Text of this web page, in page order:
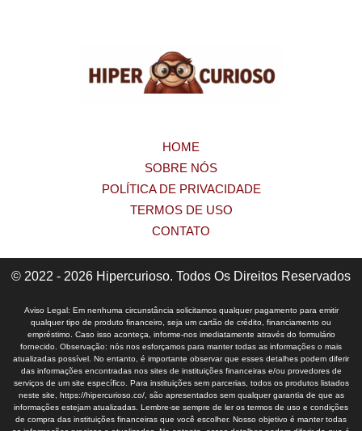
HOME
SOBRE NÓS
POLÍTICA DE PRIVACIDADE
TERMOS DE USO
CONTATO
© 2022 - 2026 Hipercurioso. Todos Os Direitos Reservados
Aviso Legal: Em nenhuma circunstância solicitamos qualquer pagamento para emitir
qualquer tipo de produto financeiro, seja um cartão de crédito, financiamento ou
empréstimo. Caso isso aconteça, informe-nos imediatamente através do formulário
fornecido. Observação: nós nos esforçamos para manter todas as informações o mais
atualizadas possível. No entanto, é importante observar que esses detalhes podem diferir
das informações encontradas nos sites de instituições financeiras e/ou provedores de
serviços de um site específico. Para instituições sem parcerias, todos os produtos listados
neste site, https://hipercurioso.co/, são apresentados sem qualquer garantia de que as
informações estejam atualizadas. Lembre-se sempre de ler os termos de uso e condições
de compra das instituições financeiras que você escolher. Nosso objetivo é manter todas